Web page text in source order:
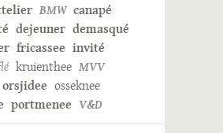
BMW canapé
dejeuner demasqué
fricassee invité
kruienthee MVV
orsjidee osseknee
portmenee V&D